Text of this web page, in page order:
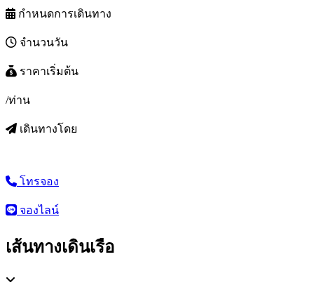
กำหนดการเดินทาง
จำนวนวัน
ราคาเริ่มต้น
/ท่าน
เดินทางโดย
โทรจอง
จองไลน์
เส้นทางเดินเรือ